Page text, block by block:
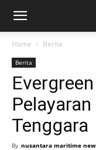
Home Berita
Berita
Tenggara
By nusantara maritime